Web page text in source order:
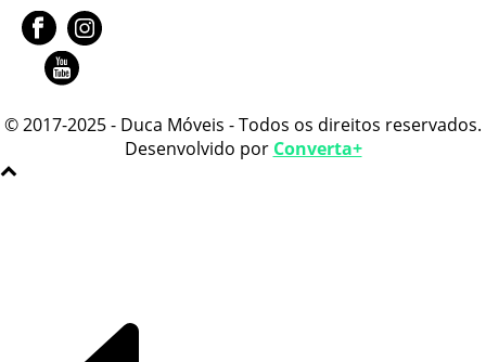
© 2017-2025 - Duca Móveis - Todos os direitos reservados.
Desenvolvido por Converta+